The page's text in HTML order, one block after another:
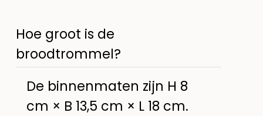
Hoe groot is de
broodtrommel?
De binnenmaten zijn H 8
cm × B 13,5 cm × L 18 cm.